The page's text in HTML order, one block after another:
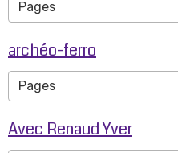
archéo-ferro
Avec Renaud Yver